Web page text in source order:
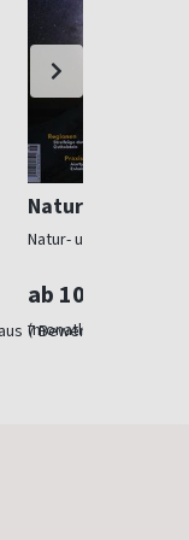
Naturfoto
Natur- und
ab 10,00 €
(monatlich)